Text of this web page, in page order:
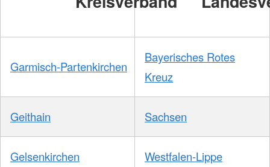
Garmisch-Partenkirchen
Bayerisches Rotes
Kreuz
Geithain Sachsen
Gelsenkirchen Westfalen-Lippe